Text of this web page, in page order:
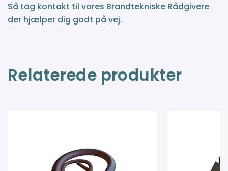
Så tag kontakt til vores Brandtekniske Rådgivere
der hjælper dig godt på vej.
Relaterede produkter